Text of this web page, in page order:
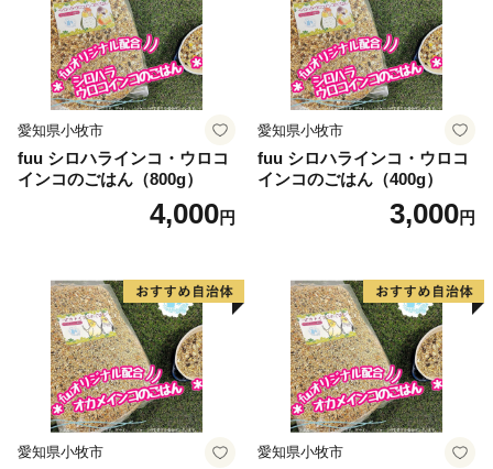
愛知県小牧市
fuu シロハラインコ・ウロコ
インコのごはん（800g）
4,000円
愛知県小牧市
fuu シロハラインコ・ウロコ
インコのごはん（400g）
3,000円
愛知県小牧市 愛知県小牧市